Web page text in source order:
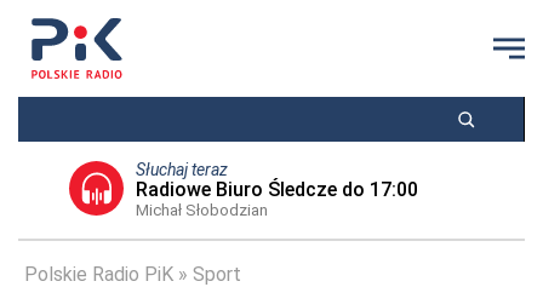
Słuchaj teraz
Radiowe Biuro Śledcze do 17:00
Michał Słobodzian
Polskie Radio PiK Sport